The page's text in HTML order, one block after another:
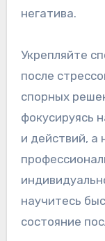
негатива.
Укрепляйте
после
спорных
фокусируясь
и действий, а
научитесь
состояние